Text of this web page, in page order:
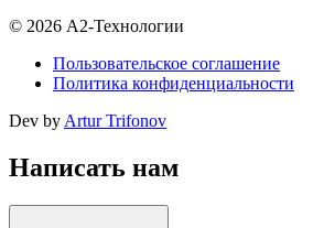
© 2026 А2-Технологии
Пользовательское соглашение
Политика конфиденциальности
Dev by Artur Trifonov
Написать нам